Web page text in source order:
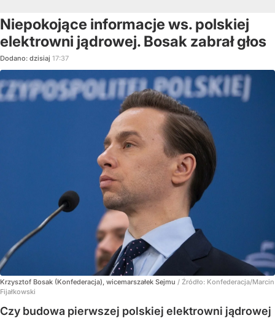
Niepokojące informacje ws. polskiej
elektrowni jądrowej. Bosak zabrał głos
Dodano: dzisiaj 17:37
Krzysztof Bosak (Konfederacja), wicemarszałek Sejmu / Źródło: Konfederacja/Marcin
Fijałkowski
Czy budowa pierwszej polskiej elektrowni jądrowej